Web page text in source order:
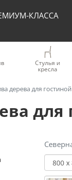
КЛАССА
Стулья и
кресла
дерева для гостиной
для